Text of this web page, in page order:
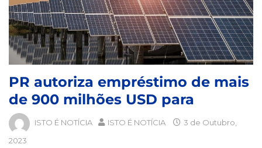
PR autoriza empréstimo de mais
de 900 milhões USD para
ISTO É NOTÍCIA ISTO É NOTÍCIA
3 de Outubro,
2023